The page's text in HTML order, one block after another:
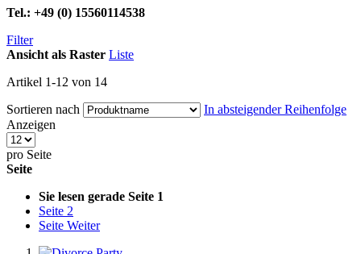
Tel.: +49 (0) 15560114538
Filter
Ansicht als Raster Liste
Artikel 1-12 von 14
Sortieren nach
In absteigender Reihenfolge
Anzeigen
pro Seite
Seite
Sie lesen gerade Seite 1
Seite 2
Seite Weiter